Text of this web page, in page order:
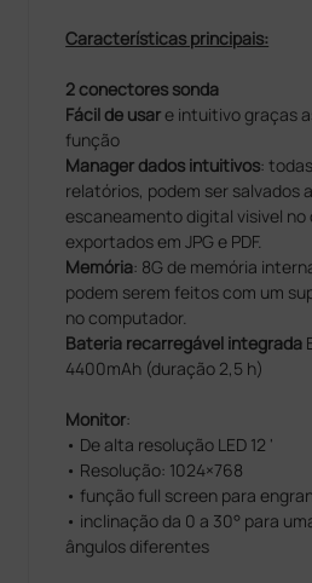
Características principais:
2 conectores sonda
Fácil de usare intuitivo graças
função
Manager dados intuitivos:
relatórios, podem ser salvados
escaneamento digital visivel
exportados em JPG e PDF.
Memória: 8G de memória
podem serem feitos com um
no computador.
Bateria recarregável integrada
4400mAh (duração 2,5 h)
Monitor:
• De alta resolução LED 12 '
• Resolução: 1024×768
• função full screen para
• inclinação da 0 a 30° para
ângulos diferentes